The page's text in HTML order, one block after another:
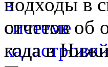
отчетов об
года в